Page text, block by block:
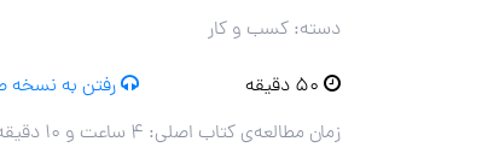
دسته: کسب و کار
رفتن به نسخه
زمان مطالعه‌ی کتاب اصلی: ۴ ساعت و ۱۰ دقیقه